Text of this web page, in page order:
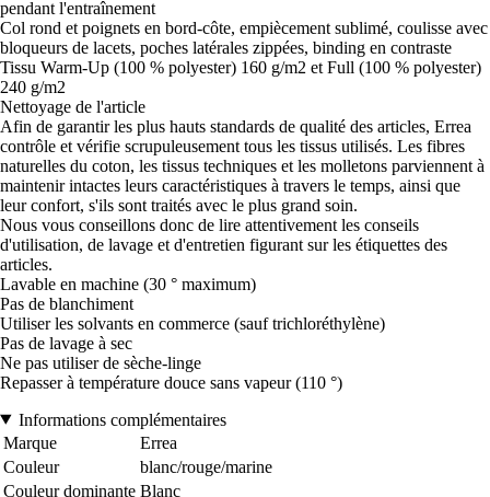
pendant l'entraînement
Col rond et poignets en bord-côte, empiècement sublimé, coulisse avec
bloqueurs de lacets, poches latérales zippées, binding en contraste
Tissu Warm-Up (100 % polyester) 160 g/m2 et Full (100 % polyester)
240 g/m2
Nettoyage de l'article
Afin de garantir les plus hauts standards de qualité des articles, Errea
contrôle et vérifie scrupuleusement tous les tissus utilisés. Les fibres
naturelles du coton, les tissus techniques et les molletons parviennent à
maintenir intactes leurs caractéristiques à travers le temps, ainsi que
leur confort, s'ils sont traités avec le plus grand soin.
Nous vous conseillons donc de lire attentivement les conseils
d'utilisation, de lavage et d'entretien figurant sur les étiquettes des
articles.
Lavable en machine (30 ° maximum)
Pas de blanchiment
Utiliser les solvants en commerce (sauf trichloréthylène)
Pas de lavage à sec
Ne pas utiliser de sèche-linge
Repasser à température douce sans vapeur (110 °)
Informations complémentaires
Marque
Errea
Couleur
blanc/rouge/marine
Couleur dominante Blanc